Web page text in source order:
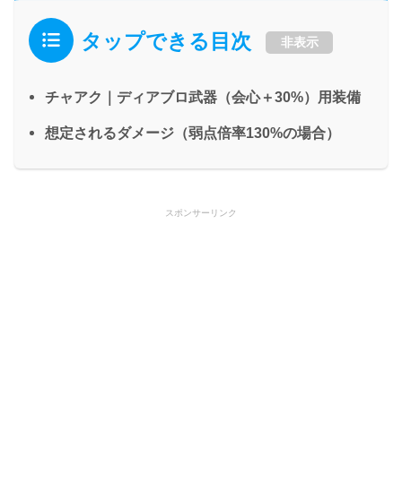
タップできる目次 非表示
チャアク｜ディアブロ武器（会心＋30%）用装備
想定されるダメージ（弱点倍率130%の場合）
スポンサーリンク